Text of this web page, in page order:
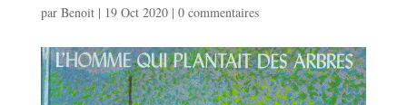
par Benoit| 19 Oct 2020| 0 commentaires